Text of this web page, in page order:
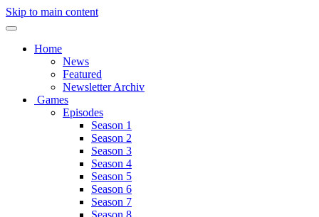
Skip to main content
Home
News
Featured
Newsletter Archiv
Games
Episodes
Season 1
Season 2
Season 3
Season 4
Season 5
Season 6
Season 7
Season 8